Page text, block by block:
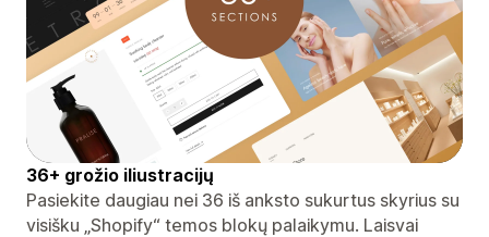
36+ grožio iliustracijų
Pasiekite daugiau nei 36 iš anksto sukurtus skyrius su
visišku „Shopify“ temos blokų palaikymu. Laisvai